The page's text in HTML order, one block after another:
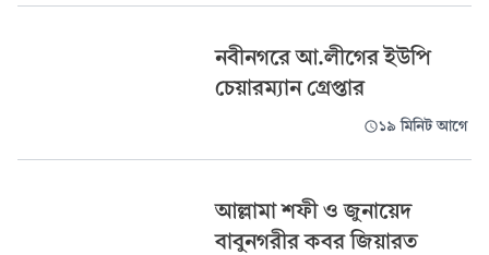
নবীনগরে আ.লীগের ইউপি
চেয়ারম্যান গ্রেপ্তার
১৯ মিনিট আগে
আল্লামা শফী ও জুনায়েদ
বাবুনগরীর কবর জিয়ারত